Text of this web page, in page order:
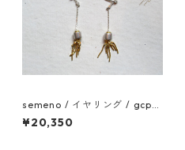
semeno / イヤリング / gcp-
06 / 25ss
¥20,350